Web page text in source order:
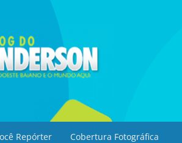
Repórter Cobertura Fotográfica